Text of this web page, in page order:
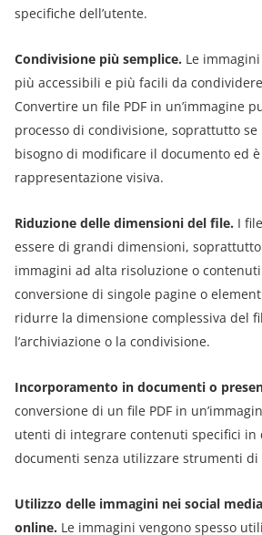
specifiche dell’utente.
Condivisione più semplice. Le
più accessibili e più facili da
Convertire un file PDF in un’immagine
processo di condivisione, soprattutto
bisogno di modificare il documento ed
rappresentazione visiva.
Riduzione delle dimensioni del file. I
essere di grandi dimensioni,
immagini ad alta risoluzione o contenuti
conversione di singole pagine o
ridurre la dimensione complessiva del
l’archiviazione o la condivisione.
Incorporamento in documenti o
conversione di un file PDF in
utenti di integrare contenuti specifici in
documenti senza utilizzare strumenti
Utilizzo delle immagini nei social
online. Le immagini vengono spesso